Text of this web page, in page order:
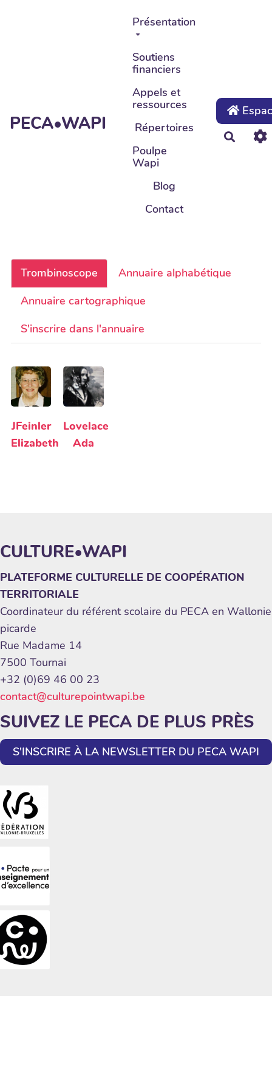
Aller au contenu principal
PECA•WAPI
Présentation
Soutiens
financiers
Appels et
ressources
Répertoires
Poulpe
Wapi
Blog
Contact
Trombinoscope
Annuaire alphabétique
Annuaire cartographique
S'inscrire dans l'annuaire
JFeinler
Elizabeth
Lovelace
Ada
CULTURE•WAPI
PLATEFORME CULTURELLE DE COOPÉRATION
TERRITORIALE
Coordinateur du référent scolaire du PECA en Wallonie
picarde
Rue Madame 14
7500 Tournai
+32 (0)69 46 00 23
contact@culturepointwapi.be
SUIVEZ LE PECA DE PLUS PRÈS
S'INSCRIRE À LA NEWSLETTER DU PECA WAPI